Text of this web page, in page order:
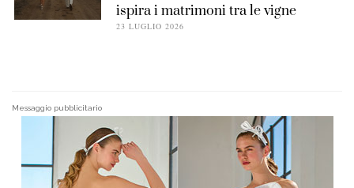
ispira i matrimoni tra le vigne
23 LUGLIO 2026
Messaggio pubblicitario